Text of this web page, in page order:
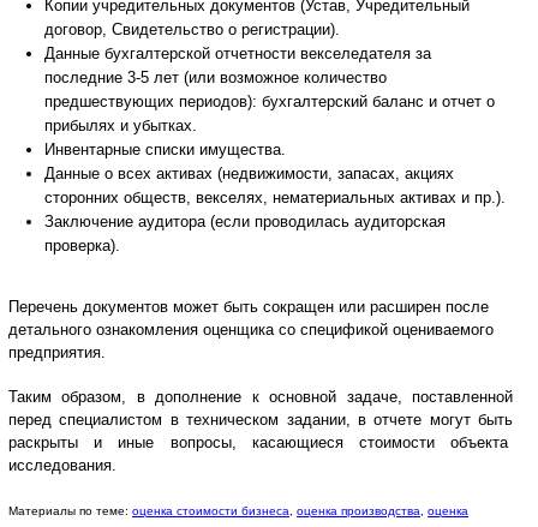
Копии учредительных документов (Устав, Учредительный
договор, Свидетельство о регистрации).
Данные бухгалтерской отчетности векселедателя за
последние 3-5 лет (или возможное количество
предшествующих периодов): бухгалтерский баланс и отчет о
прибылях и убытках.
Инвентарные списки имущества.
Данные о всех активах (недвижимости, запасах, акциях
сторонних обществ, векселях, нематериальных активах и пр.).
Заключение аудитора (если проводилась аудиторская
проверка).
Перечень документов может быть сокращен или расширен после
детального ознакомления оценщика со спецификой оцениваемого
предприятия.
Таким образом, в дополнение к основной задаче, поставленной
перед специалистом в техническом задании, в отчете могут быть
раскрыты и иные вопросы, касающиеся стоимости объекта
исследования.
Материалы по теме: оценка стоимости бизнеса оценка производства
оценка